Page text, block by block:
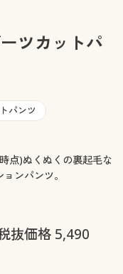
ツカットパ
パンツ
点)ぬくぬくの裏起毛な
ンパンツ。
抜価格 5,490